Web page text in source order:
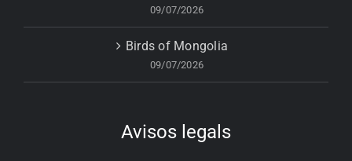
09/07/2026
Birds of Mongolia
09/07/2026
Avisos legals